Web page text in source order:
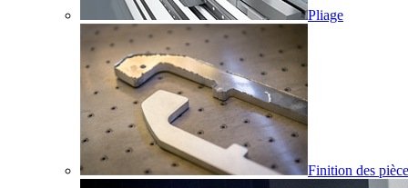
Pliage
Finition des